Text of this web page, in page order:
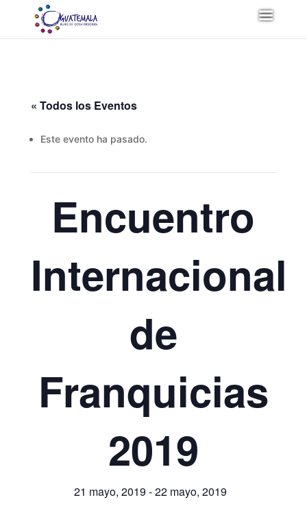
« Todos los Eventos
Este evento ha pasado.
Encuentro
Internacional
de
Franquicias
2019
21 mayo, 2019 -22 mayo, 2019